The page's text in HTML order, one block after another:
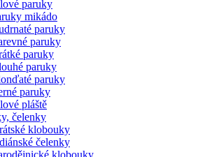
paruky
mikádo
paruky
paruky
paruky
paruky
paruky
paruky
pláště
čelenky
klobouky
čelenky
klobouky